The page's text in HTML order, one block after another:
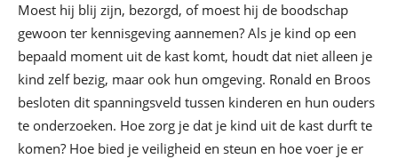
Moest hij blij zijn, bezorgd, of moest hij de boodschap
gewoon ter kennisgeving aannemen? Als je kind op een
bepaald moment uit de kast komt, houdt dat niet alleen je
kind zelf bezig, maar ook hun omgeving. Ronald en Broos
besloten dit spanningsveld tussen kinderen en hun ouders
te onderzoeken. Hoe zorg je dat je kind uit de kast durft te
komen? Hoe bied je veiligheid en steun en hoe voer je er